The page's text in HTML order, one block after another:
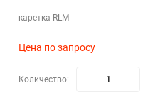
каретка RLM
Цена по запросу
Количество: